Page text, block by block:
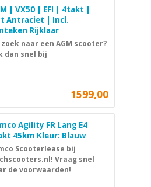
| VX50 | EFI | 4takt |
Antraciet | Incl.
Rijklaar
zoek naar een AGM scooter?
dan snel bij
1599,00
Agility FR Lang E4
45km Kleur: Blauw
Scooterlease bij
Vraag snel
de voorwaarden!